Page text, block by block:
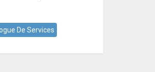
De Services